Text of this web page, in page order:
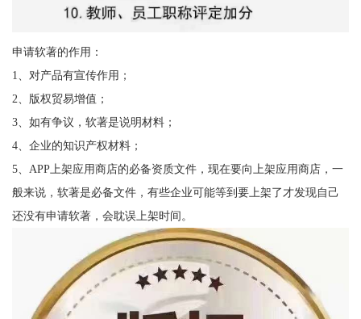
申请软著的作用：
1、对产品有宣传作用；
2、版权贸易增值；
3、如有争议，软著是说明材料；
4、企业的知识产权材料；
5、APP上架应用商店的必备资质文件，现在要向上架应用商店，一
般来说，软著是必备文件，有些企业可能等到要上架了才发现自己
还没有申请软著，会耽误上架时间。